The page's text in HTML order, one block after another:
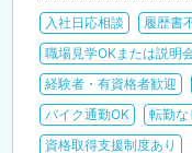
入社日応相談 履歴書
職場見学OKまたは説明
経験者・有資格者歓迎
バイク通勤OK
転勤な
資格取得支援制度あり